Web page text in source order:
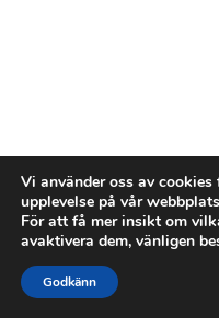
Vi använder oss av
upplevelse på vår
För att få mer insikt om
avaktivera dem, vänligen
Godkänn